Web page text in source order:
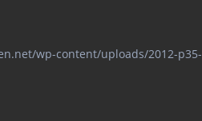
wp-content/uploads/2012-p35-